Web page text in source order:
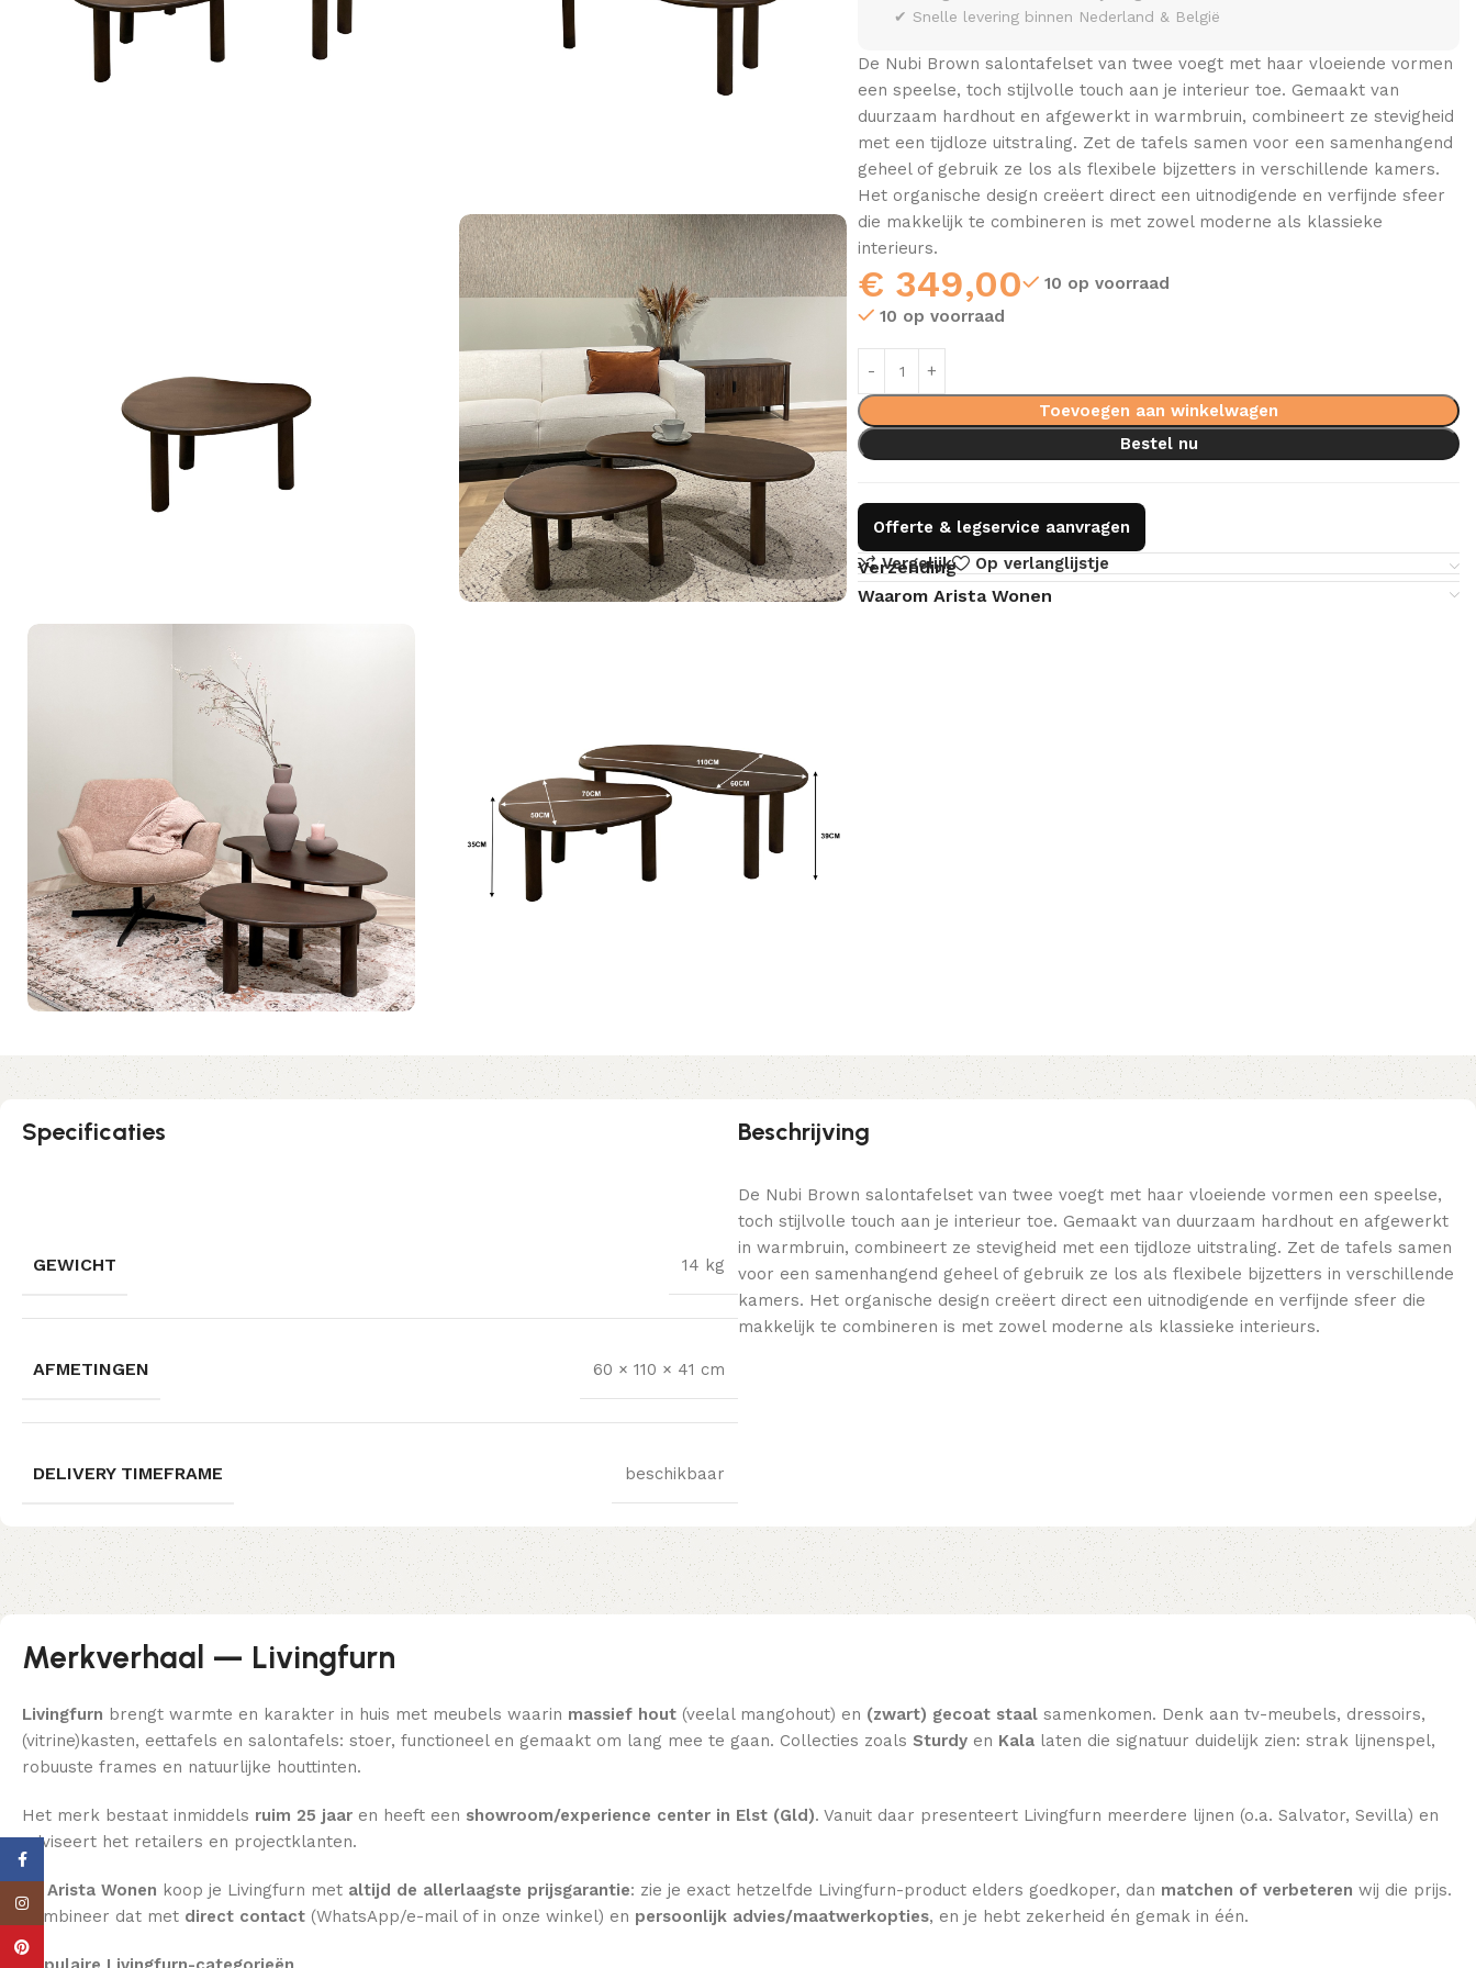
✔ Snelle levering binnen Nederland & België
De Nubi Brown salontafelset van twee voegt met haar vloeiende vormen
een speelse, toch stijlvolle touch aan je interieur toe. Gemaakt van
duurzaam hardhout en afgewerkt in warmbruin, combineert ze stevigheid
met een tijdloze uitstraling. Zet de tafels samen voor een samenhangend
geheel of gebruik ze los als flexibele bijzetters in verschillende kamers.
Het organische design creëert direct een uitnodigende en verfijnde sfeer
die makkelijk te combineren is met zowel moderne als klassieke
interieurs.
€ 349,00
10 op voorraad
10 op voorraad
Toevoegen aan winkelwagen
Bestel nu
Offerte & legservice aanvragen
Vergelijk
Op verlanglijstje
Verzending
Waarom Arista Wonen
Specificaties
GEWICHT 14 kg
AFMETINGEN 60 × 110 × 41 cm
DELIVERY TIMEFRAME beschikbaar
Beschrijving
De Nubi Brown salontafelset van twee voegt met haar vloeiende vormen een speelse,
toch stijlvolle touch aan je interieur toe. Gemaakt van duurzaam hardhout en afgewerkt
in warmbruin, combineert ze stevigheid met een tijdloze uitstraling. Zet de tafels samen
voor een samenhangend geheel of gebruik ze los als flexibele bijzetters in verschillende
kamers. Het organische design creëert direct een uitnodigende en verfijnde sfeer die
makkelijk te combineren is met zowel moderne als klassieke interieurs.
Merkverhaal — Livingfurn
Livingfurn brengt warmte en karakter in huis met meubels waarin massief hout (veelal mangohout) en (zwart) gecoat staal samenkomen. Denk aan tv-meubels, dressoirs,
(vitrine)kasten, eettafels en salontafels: stoer, functioneel en gemaakt om lang mee te gaan. Collecties zoals Sturdy en Kala laten die signatuur duidelijk zien: strak lijnenspel,
robuuste frames en natuurlijke houttinten.
Het merk bestaat inmiddels ruim 25 jaar en heeft een showroom/experience center in Elst (Gld). Vanuit daar presenteert Livingfurn meerdere lijnen (o.a. Salvator, Sevilla) en
adviseert het retailers en projectklanten.
Bij Arista Wonen koop je Livingfurn met altijd de allerlaagste prijsgarantie: zie je exact hetzelfde Livingfurn-product elders goedkoper, dan matchen of verbeteren wij die prijs.
Combineer dat met direct contact (WhatsApp/e-mail of in onze winkel) en persoonlijk advies/maatwerkopties, en je hebt zekerheid én gemak in één.